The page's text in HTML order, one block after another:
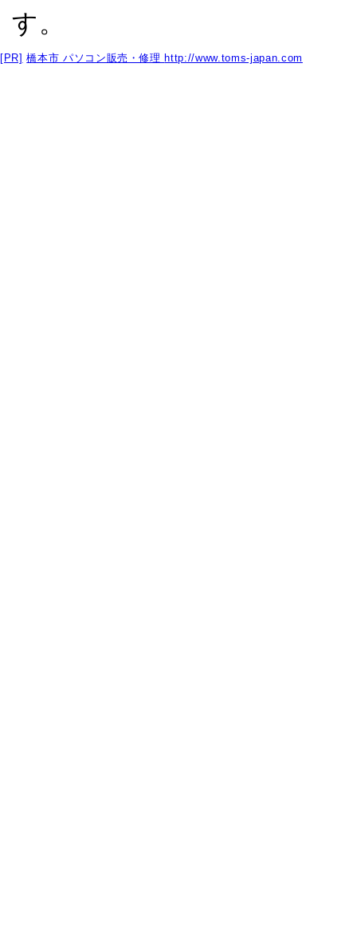
す。
[PR] 橋本市 パソコン販売・修理 http://www.toms-japan.com